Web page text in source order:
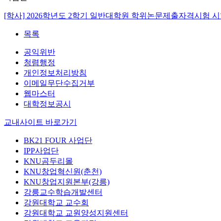
[학사] 2026학년도 2학기 일반대학원 학위논문제출자격시험
목록
공익위반
청렴행정
개인정보처리방침
이메일무단수집거부
웹마스터
대학정보공시
교내사이트 바로가기
BK21 FOUR 사업단
IPP사업단
KNU곰두리몰
KNU창업혁신원(춘천)
KNU창업지원본부(강릉)
강릉교수학습개발센터
강원대학교 교수회
강원대학교 교원양성지원센터